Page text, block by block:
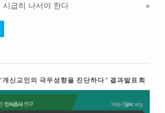
시급히 나서야 한다
»
신교인의 극우성향을 진단하다” 결과발표회